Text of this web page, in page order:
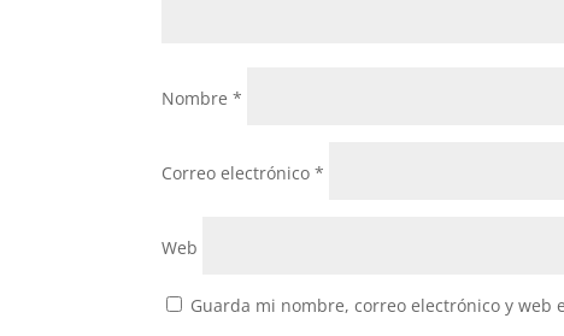
Nombre*
Correo electrónico*
Web
Guarda mi nombre, correo electrónico y web